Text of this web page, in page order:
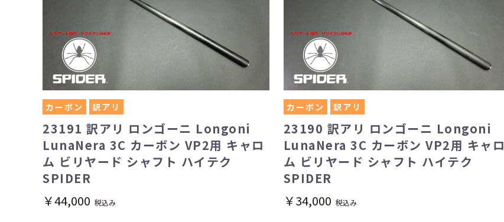
カーボン 訳アリ
23191 訳アリ ロンゴーニ Longoni
LunaNera 3C カーボン VP2用 キャロ
ム ビリヤード シャフト ハイテク
SPIDER
￥44,000 税込み
カーボン 訳アリ
23190 訳アリ ロンゴーニ Longoni
LunaNera 3C カーボン VP2用 キャロ
ム ビリヤード シャフト ハイテク
SPIDER
￥34,000 税込み